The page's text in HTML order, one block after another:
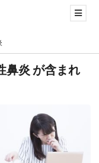
鼻炎 が含まれ